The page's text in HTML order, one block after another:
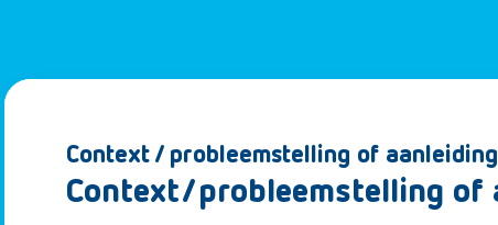
Context / probleemstelling of aanleiding
Context/probleemstelling of